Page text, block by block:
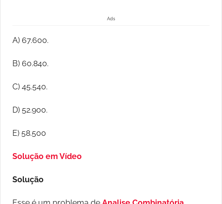
Ads
A) 67.600.
B) 60.840.
C) 45.540.
D) 52.900.
E) 58.500
Solução em Vídeo
Solução